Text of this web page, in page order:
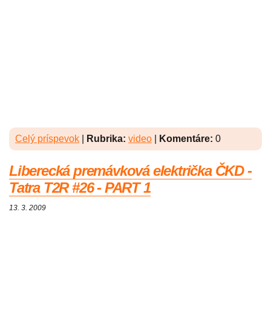
Celý príspevok Rubrika: video Komentáre: 0
Liberecká premávková električka ČKD -
Tatra T2R #26 - PART 1
13. 3. 2009